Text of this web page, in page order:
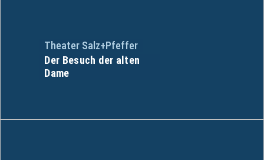
Theater Salz+Pfeffer
Der Besuch der alten
Dame